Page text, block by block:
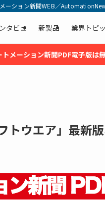
ーション新聞WEB／
タビュ 新製品 業界トピ
トメーション新聞PDF電子版は
トウエア」最新